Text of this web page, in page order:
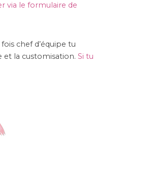
via le formulaire de
chef d’équipe tu
et la customisation. Si tu